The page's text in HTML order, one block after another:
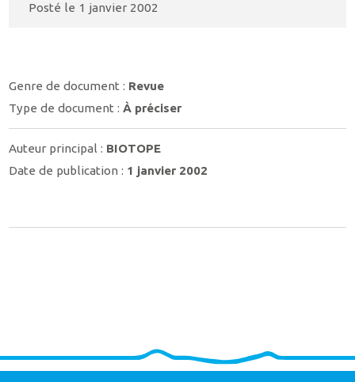
Posté le 1 janvier 2002
Genre de document : Revue
Type de document :À préciser
Auteur principal : BIOTOPE
Date de publication : 1 janvier 2002